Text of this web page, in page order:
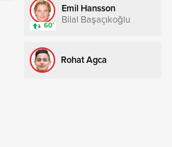
Emil Hansson
Bilal Başaçıkoğlu
60’
Rohat Agca